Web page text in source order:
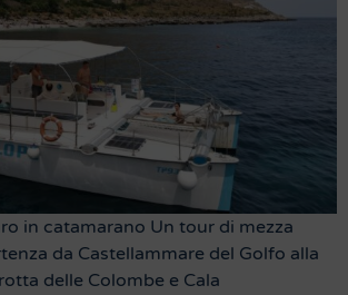
in catamarano Un tour di mezza
da Castellammare del Golfo alla
delle Colombe e Cala